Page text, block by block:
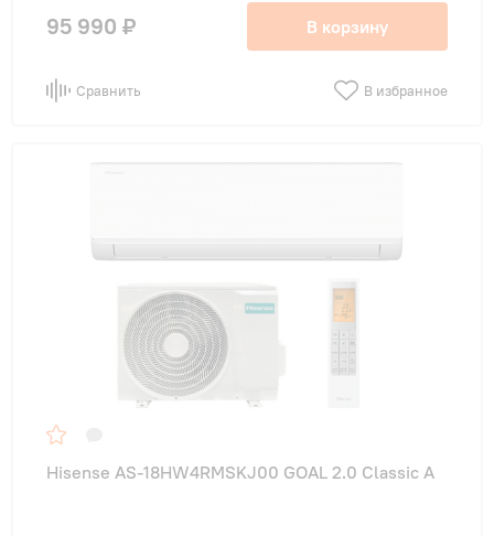
95 990 ₽ В корзину
Сравнить В избранное
Hisense AS-18HW4RMSKJ00 GOAL 2.0 Classic A